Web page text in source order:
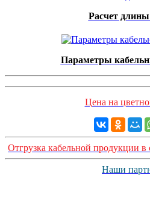
Расчет
Параметры
Цена на
Отгрузка кабельной продукции
Наши